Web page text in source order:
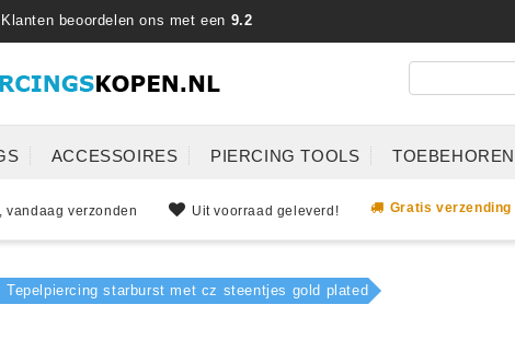
Klanten beoordelen ons met een 9.2
ACCESSOIRES PIERCING TOOLS TOEBEHOREN
vandaag verzonden Uit voorraad geleverd! Gratis verzending
Tepelpiercing starburst met cz steentjes gold plated